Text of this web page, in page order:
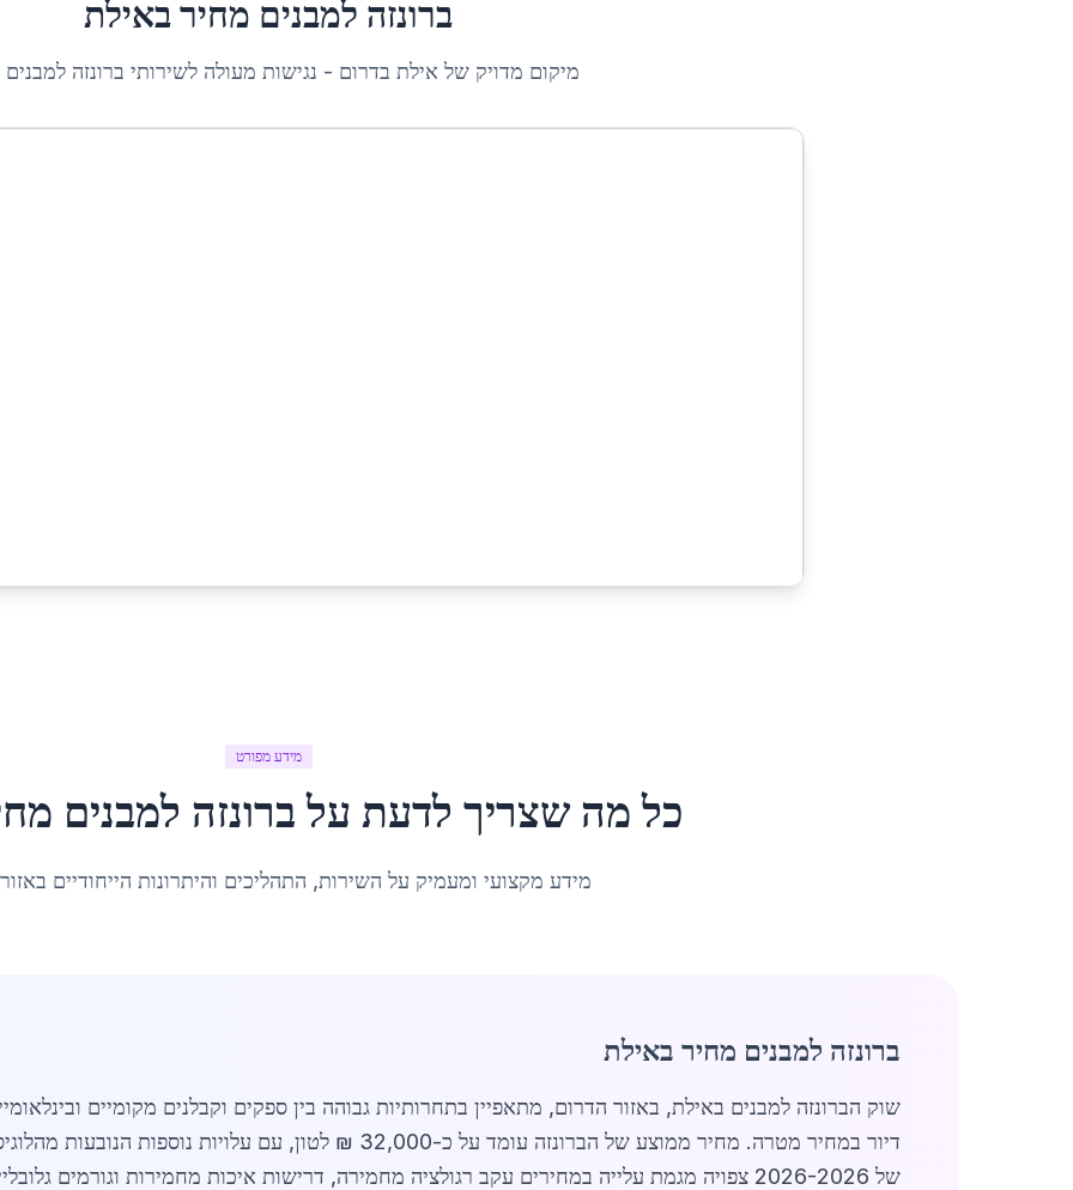
ברונזה למבנים מחירבאילת
מיקום מדויק של אילת בדרום - נגישות מעולה לשירותי ברונזה
מידע מפורט
כל מה שצריך לדעת על ברונזה למבנים
מידע מקצועי ומעמיק על השירות, התהליכים והיתרונות הייחודיים
ברונזה למבנים מחיר באילת
שוק הברונזה למבנים באילת, באזור הדרום, מתאפיין בתחרותיות גבוהה בין ספקים וקבלנים מקומיים
דיור במחיר מטרה. מחיר ממוצע של הברונזה עומד על כ-32,000 ₪ לטון,
של 2026-2026 צפויה מגמת עלייה במחירים עקב רגולציה מחמירה, דרישות איכות מחמירות וגורמים